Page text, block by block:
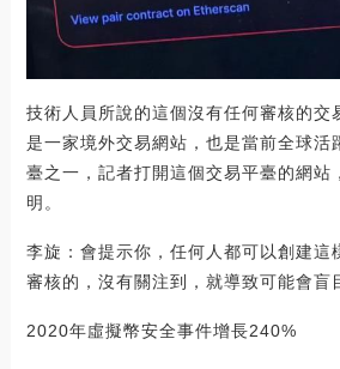
技術人員所說的這個沒有任何審核的交
是一家境外交易網站，也是當前全球活
臺之一，記者打開這個交易平臺的網站
明。
李旋：會提示你，任何人都可以創建這
審核的，沒有關注到，就導致可能會盲
2020年虛擬幣安全事件增長240%